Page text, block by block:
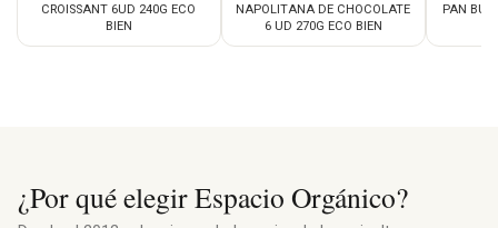
CROISSANT 6UD 240G ECO
BIEN
NAPOLITANA DE CHOCOLATE
6 UD 270G ECO BIEN
PAN
¿Por qué elegir Espacio Orgánico?